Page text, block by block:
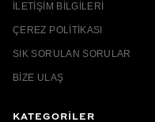
İLETIŞIM BILGILERI
ÇEREZ POLITIKASI
SIK SORULAN SORULAR
BIZE ULAŞ
KATEGORİLER